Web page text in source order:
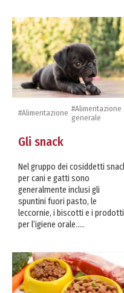
#Alimentazione #Alimentazione
generale
Gli snack
Nel gruppo dei cosiddetti
per cani e gatti sono
generalmente inclusi gli
spuntini fuori pasto, le
leccornie, i biscotti e i prodotti
per l’igiene orale.....